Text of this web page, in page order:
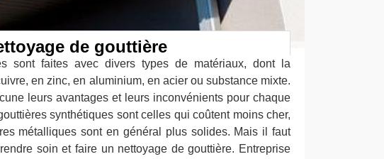
de gouttière
sont faites avec divers types de matériaux, dont la
en zinc, en aluminium, en acier ou substance mixte.
leurs avantages et leurs inconvénients pour chaque
synthétiques sont celles qui coûtent moins cher,
métalliques sont en général plus solides. Mais il faut
soin et faire un nettoyage de gouttière. Entreprise